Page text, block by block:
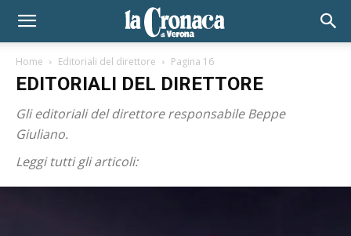
Home Editoriali del direttore Pagina 16
EDITORIALI DEL DIRETTORE
Gli editoriali del direttore responsabile Beppe
Giuliano.
Leggi tutti gli articoli: